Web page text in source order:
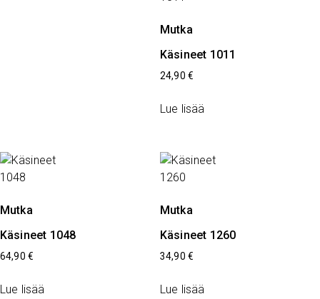
Mutka
Käsineet 1011
24,90€
Lue lisää
Mutka
Käsineet 1048
64,90€
Lue lisää
Mutka
Käsineet 1260
34,90€
Lue lisää